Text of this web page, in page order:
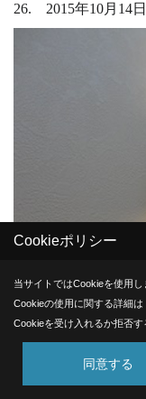
26. 2015年10月14日
照明器具の取付も終
これから検査を行い
Cookieポリシー
当サイトではCookieを使用し
Cookieの使用に関する詳細は
Cookieを受け入れるか拒否す
同意する